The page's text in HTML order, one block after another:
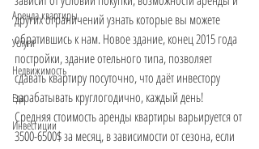
Аренда квартиры
Услуги
Недвижимость
Еда
Инвестиции
других ограничений узнать которые вы можете
обратившись к нам. Новое здание, конец 2015 года
постройки, здание отельного типа, позволяет
сдавать квартиру посуточно, что даёт инвестору
зарабатывать круглогодично, каждый день!
Средняя стоимость аренды квартиры варьируется от
3500-6500$ за месяц, в зависимости от сезона, если